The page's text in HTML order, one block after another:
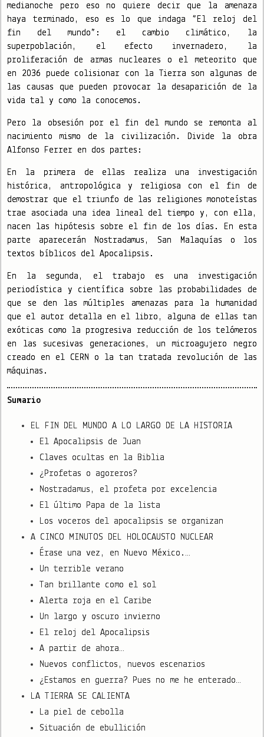
medianoche pero eso no quiere decir que la amenaza
haya terminado, eso es lo que indaga “El reloj del
fin del mundo”: el cambio climático, la
superpoblación, el efecto invernadero, la
proliferación de armas nucleares o el meteorito que
en 2036 puede colisionar con la Tierra son algunas de
las causas que pueden provocar la desaparición de la
vida tal y como la conocemos.
Pero la obsesión por el fin del mundo se remonta al
nacimiento mismo de la civilización. Divide la obra
Alfonso Ferrer en dos partes:
En la primera de ellas realiza una investigación
histórica, antropológica y religiosa con el fin de
demostrar que el triunfo de las religiones monoteístas
trae asociada una idea lineal del tiempo y, con ella,
nacen las hipótesis sobre el fin de los días. En esta
parte aparecerán Nostradamus, San Malaquías o los
textos bíblicos del Apocalipsis.
En la segunda, el trabajo es una investigación
periodística y científica sobre las probabilidades de
que se den las múltiples amenazas para la humanidad
que el autor detalla en el libro, alguna de ellas tan
exóticas como la progresiva reducción de los telómeros
en las sucesivas generaciones, un microagujero negro
creado en el CERN o la tan tratada revolución de las
máquinas.
Sumario
EL FIN DEL MUNDO A LO LARGO DE LA HISTORIA
El Apocalipsis de Juan
Claves ocultas en la Biblia
¿Profetas o agoreros?
Nostradamus, el profeta por excelencia
El último Papa de la lista
Los voceros del apocalipsis se organizan
A CINCO MINUTOS DEL HOLOCAUSTO NUCLEAR
Érase una vez, en Nuevo México.…
Un terrible verano
Tan brillante como el sol
Alerta roja en el Caribe
Un largo y oscuro invierno
El reloj del Apocalipsis
A partir de ahora…
Nuevos conflictos, nuevos escenarios
¿Estamos en guerra? Pues no me he enterado…
LA TIERRA SE CALIENTA
La piel de cebolla
Situación de ebullición